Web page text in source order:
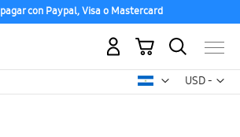
con Paypal, Visa o Mastercard
USD -
dólar
Mi carrito